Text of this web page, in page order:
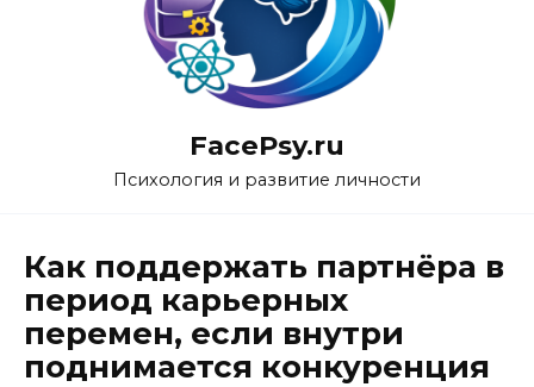
FacePsy.ru
Психология и развитие личности
Как поддержать партнёра в
период карьерных
перемен, если внутри
поднимается конкуренция